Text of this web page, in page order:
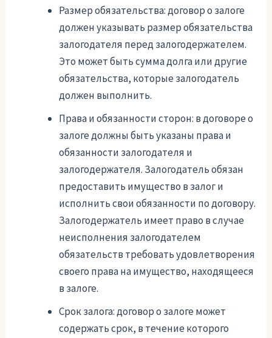
Размер обязательства: договор о залоге
должен указывать размер обязательства
залогодателя перед залогодержателем.
Это может быть сумма долга или другие
обязательства, которые залогодатель
должен выполнить.
Права и обязанности сторон: в договоре о
залоге должны быть указаны права и
обязанности залогодателя и
залогодержателя. Залогодатель обязан
предоставить имущество в залог и
исполнить свои обязанности по договору.
Залогодержатель имеет право в случае
неисполнения залогодателем
обязательств требовать удовлетворения
своего права на имущество, находящееся
в залоге.
Срок залога: договор о залоге может
содержать срок, в течение которого